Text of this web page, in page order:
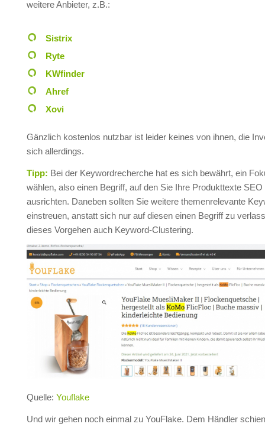
weitere Anbieter, z.B.:
Sistrix
Ryte
KWfinder
Ahref
Xovi
Gänzlich kostenlos nutzbar ist leider keines von ihnen, die
sich allerdings.
Tipp: Bei der Keywordrecherche hat es sich bewährt, ein
wählen, also einen Begriff, auf den Sie Ihre Produkttexte
ausrichten. Daneben sollten Sie weitere themenrelevante
einstreuen, anstatt sich nur auf diesen einen Begriff zu
dieses Vorgehen auch Keyword-Clustering.
Quelle: Youflake
Und wir gehen noch einmal zu YouFlake. Dem Händler